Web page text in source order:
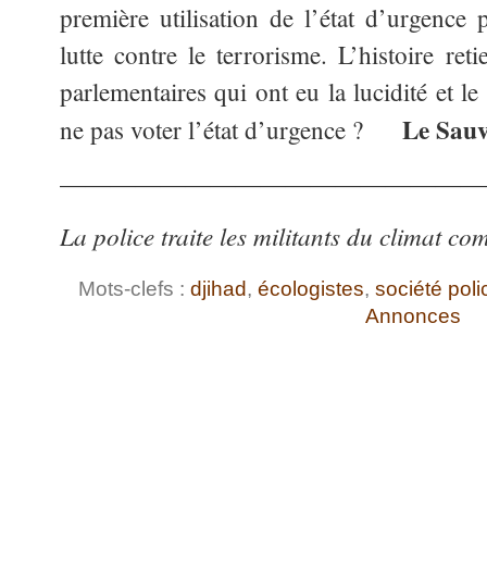
première utilisation de l’état
lutte contre le terrorisme. L’histoire
parlementaires qui ont eu la lucidité et
ne pas voter l’état d’urgence ? Le
La police traite les militants du climat
Mots-clefs : djihad, écologistes, société
Annonces